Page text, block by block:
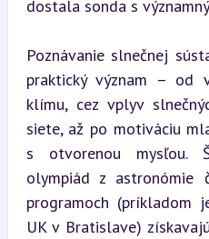
dostala sonda s
Poznávanie slnečnej
praktický význam – od
klímu, cez vplyv
siete, až po motiváciu
s otvorenou mysľou.
olympiád z astronómie
programoch (príkladom
UK v Bratislave)